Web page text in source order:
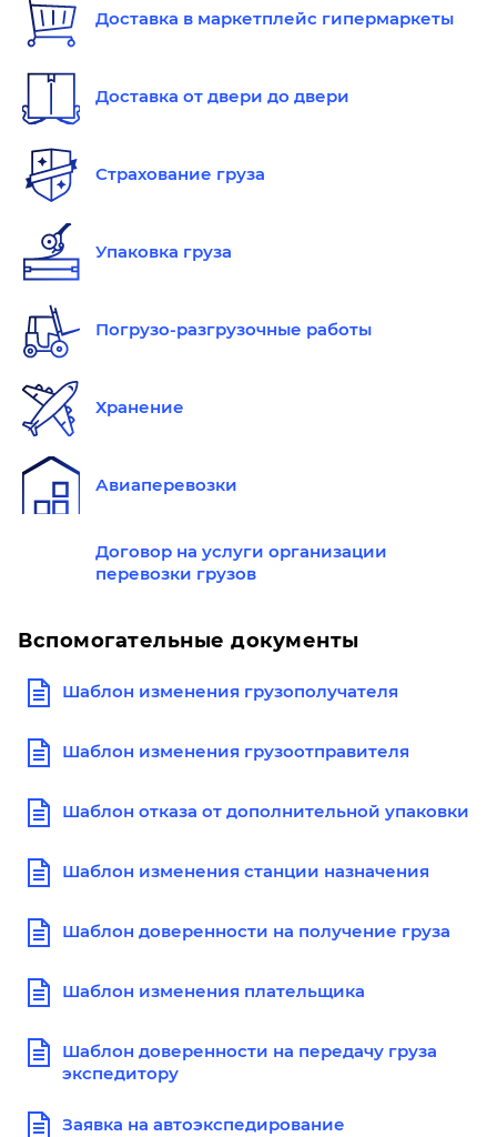
Доставка в маркетплейс гипермаркеты
Доставка от двери до двери
Страхование груза
Упаковка груза
Погрузо-разгрузочные работы
Хранение
Авиаперевозки
Договор на услуги организации
перевозки грузов
Вспомогательные документы
Шаблон изменения грузополучателя
Шаблон изменения грузоотправителя
Шаблон отказа от дополнительной упаковки
Шаблон изменения станции назначения
Шаблон доверенности на получение груза
Шаблон изменения плательщика
Шаблон доверенности на передачу груза
экспедитору
Заявка на автоэкспедирование